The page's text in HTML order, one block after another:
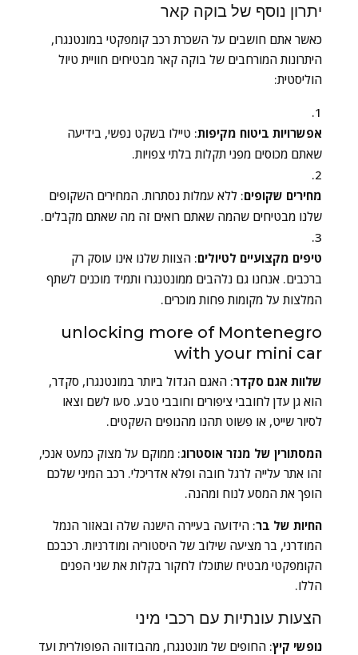
יתרון נוסף של בוקה קאר
כאשר אתם חושבים על השכרת רכב קומפקטי במונטנגרו,
היתרונות המורחבים של בוקה קאר מבטיחים חוויית טיול
הוליסטית:
אפשרויות ביטוח מקיפות: טיילו בשקט נפשי, בידיעה
שאתם מכוסים מפני תקלות בלתי צפויות.
מחירים שקופים: ללא עמלות נסתרות. המחירים השקופים
שלנו מבטיחים שהמה שאתם רואים זה מה שאתם מקבלים.
טיפים מקצועיים לטיולים: הצוות שלנו אינו עוסק רק
ברכבים. אנחנו גם נלהבים ממונטנגרו ותמיד מוכנים לשתף
המלצות על מקומות פחות מוכרים.
unlocking more of Montenegro
with your mini car
שלוות אגם סקדר: האגם הגדול ביותר במונטנגרו, סקדר,
הוא גן עדן לחובבי ציפורים וחובבי טבע. סעו לשם וצאו
לסיור שייט, או פשוט תהנו מהנופים השקטים.
המסתורין של מנזר אוסטרוג: ממוקם על מצוק כמעט אנכי,
זהו אתר עלייה לרגל חובה ופלא אדריכלי. רכב המיני שלכם
הופך את המסע לנוח ומהנה.
החיות של בר: הידועה בעיירה הישנה שלה ובאזור הנמל
המודרני, בר מציעה שילוב של היסטוריה ומודרניות. רכבכם
הקומפקטי מבטיח שתוכלו לחקור בקלות את שני הפנים
הללו.
הצעות עונתיות עם רכבי מיני
נופשי קיץ: החופים של מונטנגרו, מהבודווה הפופולרית ועד